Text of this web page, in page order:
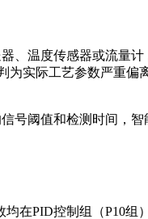
、温度传感器或流量
实际工艺参数严重
号阈值和检测时间，
在PID控制组（P10组